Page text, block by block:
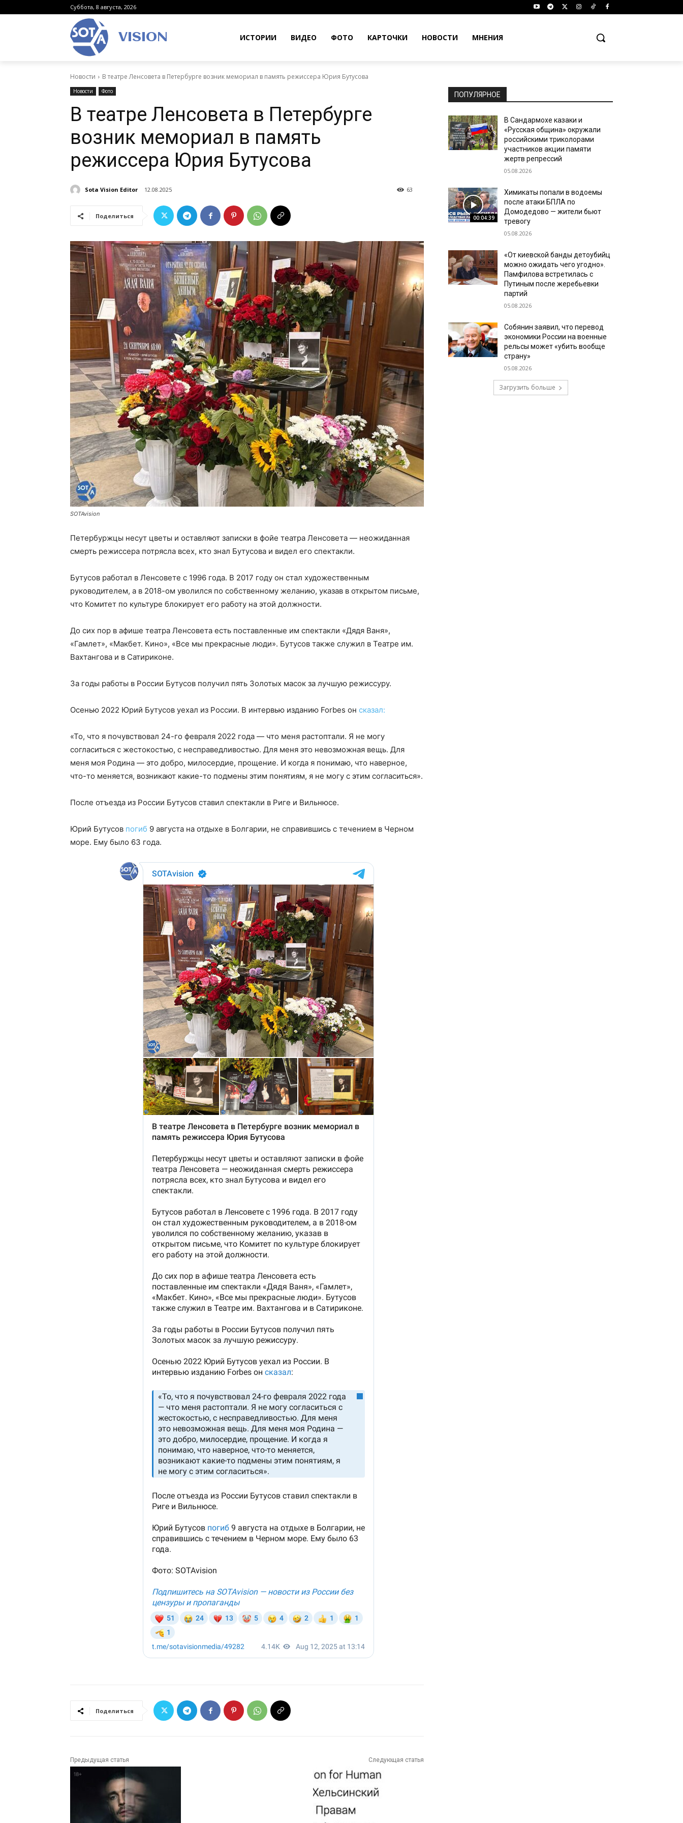
Суббота, 8 августа, 2026
VISION ИСТОРИИ ВИДЕО ФОТО КАРТОЧКИ НОВОСТИ МНЕНИЯ
Новости В театре Ленсовета в Петербурге возник мемориал в память режиссера Юрия Бутусова
Новости Фото
В театре Ленсовета в Петербурге
возник мемориал в память
режиссера Юрия Бутусова
Sota Vision Editor 12.08.2025 63
Поделиться
SOTAvision
Петербуржцы несут цветы и оставляют записки в фойе театра Ленсовета — неожиданная
смерть режиссера потрясла всех, кто знал Бутусова и видел его спектакли.
Бутусов работал в Ленсовете с 1996 года. В 2017 году он стал художественным
руководителем, а в 2018-ом уволился по собственному желанию, указав в открытом письме,
что Комитет по культуре блокирует его работу на этой должности.
До сих пор в афише театра Ленсовета есть поставленные им спектакли «Дядя Ваня»,
«Гамлет», «Макбет. Кино», «Все мы прекрасные люди». Бутусов также служил в Театре им.
Вахтангова и в Сатириконе.
За годы работы в России Бутусов получил пять Золотых масок за лучшую режиссуру.
Осенью 2022 Юрий Бутусов уехал из России. В интервью изданию Forbes он сказал:
«То, что я почувствовал 24-го февраля 2022 года — что меня растоптали. Я не могу
согласиться с жестокостью, с несправедливостью. Для меня это невозможная вещь. Для
меня моя Родина — это добро, милосердие, прощение. И когда я понимаю, что наверное,
что-то меняется, возникают какие-то подмены этим понятиям, я не могу с этим согласиться».
После отъезда из России Бутусов ставил спектакли в Риге и Вильнюсе.
Юрий Бутусов погиб 9 августа на отдыхе в Болгарии, не справившись с течением в Черном
море. Ему было 63 года.
Поделиться
Предыдущая статья Следующая статья
ПОПУЛЯРНОЕ
В Сандармохе казаки и
«Русская община» окружали
российскими триколорами
участников акции памяти
жертв репрессий
05.08.2026
00:04:39
Химикаты попали в водоемы
после атаки БПЛА по
Домодедово — жители бьют
тревогу
05.08.2026
«От киевской банды детоубийц
можно ожидать чего угодно».
Памфилова встретилась с
Путиным после жеребьевки
партий
05.08.2026
Собянин заявил, что перевод
экономики России на военные
рельсы может «убить вообще
страну»
05.08.2026
Загрузить больше